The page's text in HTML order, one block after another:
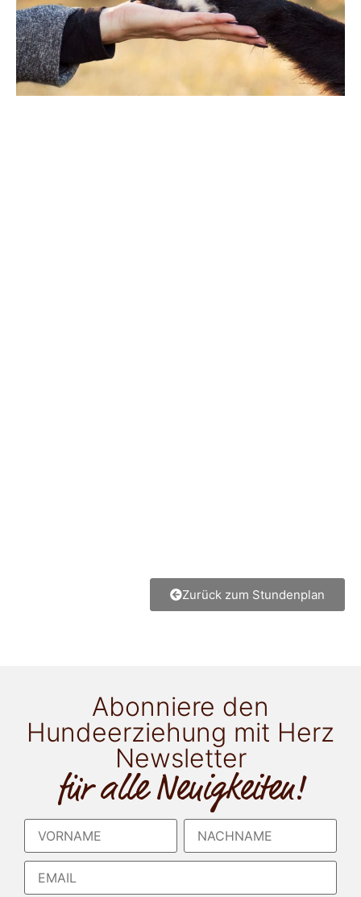
Zurück zum Stundenplan
Abonniere den
Hundeerziehung mit Herz
Newsletter
für alle Neuigkeiten!